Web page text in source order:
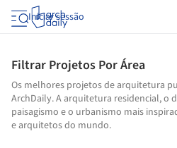
Iniciar sessão
Filtrar Projetos Por Área
Os melhores projetos de arquitetura
ArchDaily. A arquitetura residencial, o
paisagismo e o urbanismo mais
e arquitetos do mundo.